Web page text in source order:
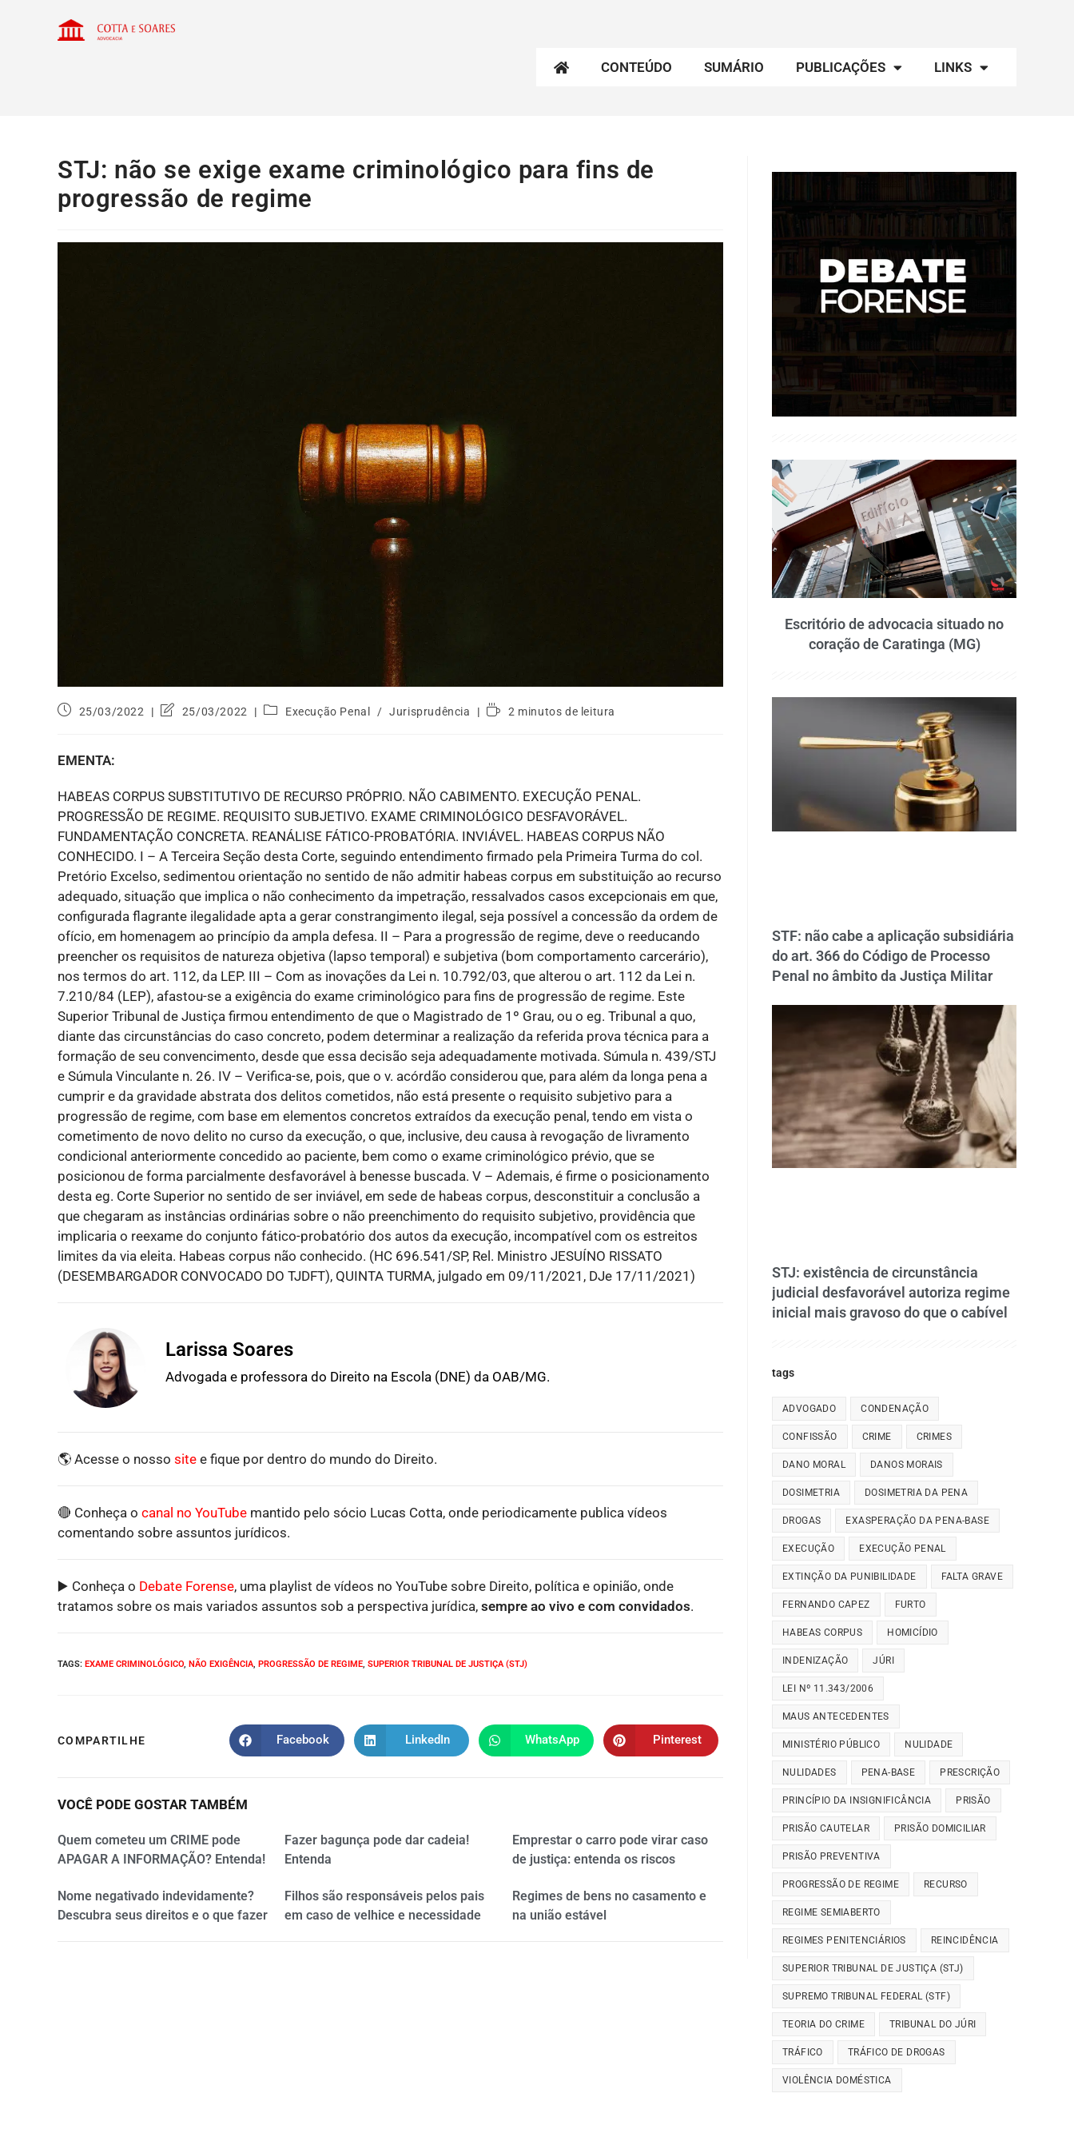
CONTEÚDO SUMÁRIO PUBLICAÇÕES LINKS
STJ: não se exige exame criminológico para fins de
progressão de regime
25/03/2022 25/03/2022 Execução Penal / Jurisprudência 2 minutos de leitura
EMENTA:
HABEAS CORPUS SUBSTITUTIVO DE RECURSO PRÓPRIO. NÃO CABIMENTO. EXECUÇÃO PENAL.
PROGRESSÃO DE REGIME. REQUISITO SUBJETIVO. EXAME CRIMINOLÓGICO DESFAVORÁVEL.
FUNDAMENTAÇÃO CONCRETA. REANÁLISE FÁTICO-PROBATÓRIA. INVIÁVEL. HABEAS CORPUS NÃO
CONHECIDO. I – A Terceira Seção desta Corte, seguindo entendimento firmado pela Primeira Turma do col.
Pretório Excelso, sedimentou orientação no sentido de não admitir habeas corpus em substituição ao recurso
adequado, situação que implica o não conhecimento da impetração, ressalvados casos excepcionais em que,
configurada flagrante ilegalidade apta a gerar constrangimento ilegal, seja possível a concessão da ordem de
ofício, em homenagem ao princípio da ampla defesa. II – Para a progressão de regime, deve o reeducando
preencher os requisitos de natureza objetiva (lapso temporal) e subjetiva (bom comportamento carcerário),
nos termos do art. 112, da LEP. III – Com as inovações da Lei n. 10.792/03, que alterou o art. 112 da Lei n.
7.210/84 (LEP), afastou-se a exigência do exame criminológico para fins de progressão de regime. Este
Superior Tribunal de Justiça firmou entendimento de que o Magistrado de 1º Grau, ou o eg. Tribunal a quo,
diante das circunstâncias do caso concreto, podem determinar a realização da referida prova técnica para a
formação de seu convencimento, desde que essa decisão seja adequadamente motivada. Súmula n. 439/STJ
e Súmula Vinculante n. 26. IV – Verifica-se, pois, que o v. acórdão considerou que, para além da longa pena a
cumprir e da gravidade abstrata dos delitos cometidos, não está presente o requisito subjetivo para a
progressão de regime, com base em elementos concretos extraídos da execução penal, tendo em vista o
cometimento de novo delito no curso da execução, o que, inclusive, deu causa à revogação de livramento
condicional anteriormente concedido ao paciente, bem como o exame criminológico prévio, que se
posicionou de forma parcialmente desfavorável à benesse buscada. V – Ademais, é firme o posicionamento
desta eg. Corte Superior no sentido de ser inviável, em sede de habeas corpus, desconstituir a conclusão a
que chegaram as instâncias ordinárias sobre o não preenchimento do requisito subjetivo, providência que
implicaria o reexame do conjunto fático-probatório dos autos da execução, incompatível com os estreitos
limites da via eleita. Habeas corpus não conhecido. (HC 696.541/SP, Rel. Ministro JESUÍNO RISSATO
(DESEMBARGADOR CONVOCADO DO TJDFT), QUINTA TURMA, julgado em 09/11/2021, DJe 17/11/2021)
Larissa Soares
Advogada e professora do Direito na Escola (DNE) da OAB/MG.
🌎 Acesse o nosso site e fique por dentro do mundo do Direito.
🔴 Conheça o canal no YouTube mantido pelo sócio Lucas Cotta, onde periodicamente publica vídeos
comentando sobre assuntos jurídicos.
▶️ Conheça o Debate Forense, uma playlist de vídeos no YouTube sobre Direito, política e opinião, onde
tratamos sobre os mais variados assuntos sob a perspectiva jurídica, sempre ao vivo e com convidados.
TAGS: EXAME CRIMINOLÓGICO, NÃO EXIGÊNCIA, PROGRESSÃO DE REGIME, SUPERIOR TRIBUNAL DE JUSTIÇA (STJ)
COMPARTILHE Facebook LinkedIn WhatsApp Pinterest
VOCÊ PODE GOSTAR TAMBÉM
Quem cometeu um CRIME pode
APAGAR A INFORMAÇÃO? Entenda!
Fazer bagunça pode dar cadeia!
Entenda
Emprestar o carro pode virar caso
de justiça: entenda os riscos
Nome negativado indevidamente?
Descubra seus direitos e o que fazer
Filhos são responsáveis pelos pais
em caso de velhice e necessidade
Regimes de bens no casamento e
na união estável
Escritório de advocacia situado no
coração de Caratinga (MG)
STF: não cabe a aplicação subsidiária
do art. 366 do Código de Processo
Penal no âmbito da Justiça Militar
STJ: existência de circunstância
judicial desfavorável autoriza regime
inicial mais gravoso do que o cabível
tags
ADVOGADO CONDENAÇÃO
CONFISSÃO CRIME CRIMES
DANO MORAL DANOS MORAIS
DOSIMETRIA DOSIMETRIA DA PENA
DROGAS EXASPERAÇÃO DA PENA-BASE
EXECUÇÃO EXECUÇÃO PENAL
EXTINÇÃO DA PUNIBILIDADE FALTA GRAVE
FERNANDO CAPEZ FURTO
HABEAS CORPUS HOMICÍDIO
INDENIZAÇÃO JÚRI
LEI Nº 11.343/2006
MAUS ANTECEDENTES
MINISTÉRIO PÚBLICO NULIDADE
NULIDADES PENA-BASE PRESCRIÇÃO
PRINCÍPIO DA INSIGNIFICÂNCIA PRISÃO
PRISÃO CAUTELAR PRISÃO DOMICILIAR
PRISÃO PREVENTIVA
PROGRESSÃO DE REGIME RECURSO
REGIME SEMIABERTO
REGIMES PENITENCIÁRIOS REINCIDÊNCIA
SUPERIOR TRIBUNAL DE JUSTIÇA (STJ)
SUPREMO TRIBUNAL FEDERAL (STF)
TEORIA DO CRIME TRIBUNAL DO JÚRI
TRÁFICO TRÁFICO DE DROGAS
VIOLÊNCIA DOMÉSTICA